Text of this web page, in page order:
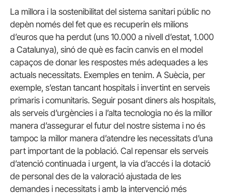
La millora i la sostenibilitat del sistema sanitari públic no
depèn només del fet que es recuperin els milions
d’euros que ha perdut (uns 10.000 a nivell d’estat, 1.000
a Catalunya), sinó de què es facin canvis en el model
capaços de donar les respostes més adequades a les
actuals necessitats. Exemples en tenim. A Suècia, per
exemple, s’estan tancant hospitals i invertint en serveis
primaris i comunitaris. Seguir posant diners als hospitals,
als serveis d’urgències i a l’alta tecnologia no és la millor
manera d’assegurar el futur del nostre sistema i no és
tampoc la millor manera d’atendre les necessitats d’una
part important de la població. Cal repensar els serveis
d’atenció continuada i urgent, la via d’accés i la dotació
de personal des de la valoració ajustada de les
demandes i necessitats i amb la intervenció més